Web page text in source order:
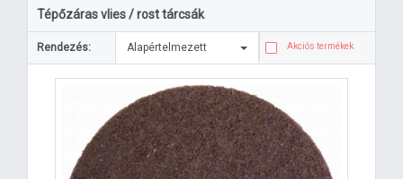
Tépőzáras vlies / rost tárcsák
Rendezés: Alapértelmezett Akciós termékek